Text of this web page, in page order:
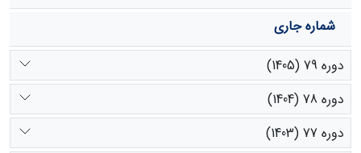
شماره جاری
دوره 79 (1405)
دوره 78 (1404)
دوره 77 (1403)